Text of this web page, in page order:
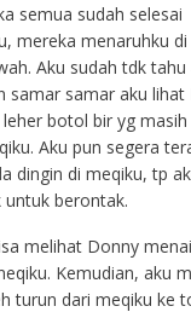
semua sudah selesai
mereka menaruhku
Aku sudah tdk tahu
samar samar aku lihat
botol bir yg masih
Aku pun segera
dingin di meqiku, tp
untuk berontak.
melihat Donny
Kemudian, aku
turun dari meqiku ke